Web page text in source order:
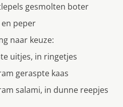
gesmolten boter
peper
naar keuze:
uitjes, in ringetjes
geraspte kaas
salami, in dunne reepjes